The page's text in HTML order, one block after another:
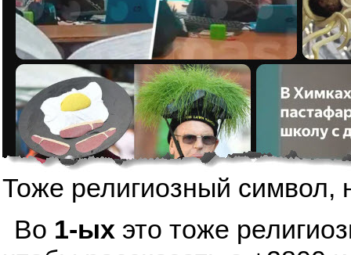
Тоже религиозный символ,
Во 1-ых это тоже